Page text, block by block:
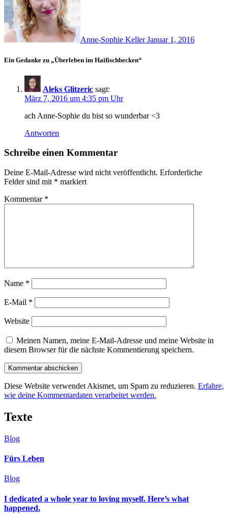
Anne-Sophie KellerJanuar 1, 2016
Ein Gedanke zu „Überleben im Haifischbecken“
Aleks Glitzeric sagt:
März 7, 2016 um 4:35 pm Uhr
ach Anne-Sophie du bist so wunderbar <3
Antworten
Schreibe einen Kommentar
Deine E-Mail-Adresse wird nicht veröffentlicht. Erforderliche
Felder sind mit * markiert
Kommentar *
Name *
E-Mail *
Website
Meinen Namen, meine E-Mail-Adresse und meine Website in
diesem Browser für die nächste Kommentierung speichern.
Diese Website verwendet Akismet, um Spam zu reduzieren. Erfahre,
wie deine Kommentardaten verarbeitet werden.
Texte
Blog
Fürs Leben
Blog
I dedicated a whole year to loving myself. Here’s what
happened.